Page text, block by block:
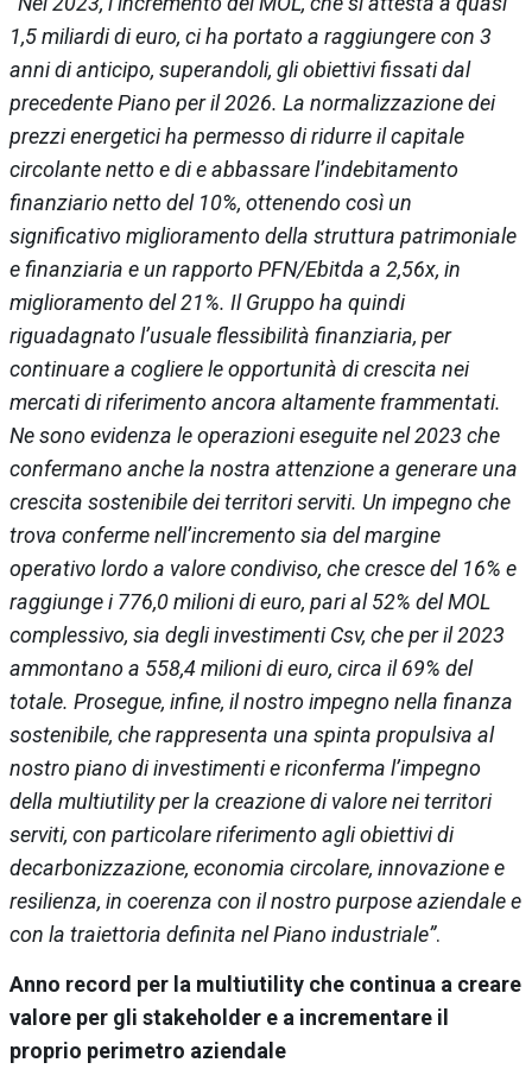
1,5 miliardi di euro, ci ha portato a raggiungere con 3
anni di anticipo, superandoli, gli obiettivi fissati dal
precedente Piano per il 2026. La normalizzazione dei
prezzi energetici ha permesso di ridurre il capitale
circolante netto e di e abbassare l’indebitamento
finanziario netto del 10%, ottenendo così un
significativo miglioramento della struttura patrimoniale
e finanziaria e un rapporto PFN/Ebitda a 2,56x, in
miglioramento del 21%. Il Gruppo ha quindi
riguadagnato l’usuale flessibilità finanziaria, per
continuare a cogliere le opportunità di crescita nei
mercati di riferimento ancora altamente frammentati.
Ne sono evidenza le operazioni eseguite nel 2023 che
confermano anche la nostra attenzione a generare una
crescita sostenibile dei territori serviti. Un impegno che
trova conferme nell’incremento sia del margine
operativo lordo a valore condiviso, che cresce del 16% e
raggiunge i 776,0 milioni di euro, pari al 52% del MOL
complessivo, sia degli investimenti Csv, che per il 2023
ammontano a 558,4 milioni di euro, circa il 69% del
totale. Prosegue, infine, il nostro impegno nella finanza
sostenibile, che rappresenta una spinta propulsiva al
nostro piano di investimenti e riconferma l’impegno
della multiutility per la creazione di valore nei territori
serviti, con particolare riferimento agli obiettivi di
decarbonizzazione, economia circolare, innovazione e
resilienza, in coerenza con il nostro purpose aziendale e
con la traiettoria definita nel Piano industriale”.
Anno record per la multiutility che continua a creare
valore per gli stakeholder e a incrementare il
proprio perimetro aziendale